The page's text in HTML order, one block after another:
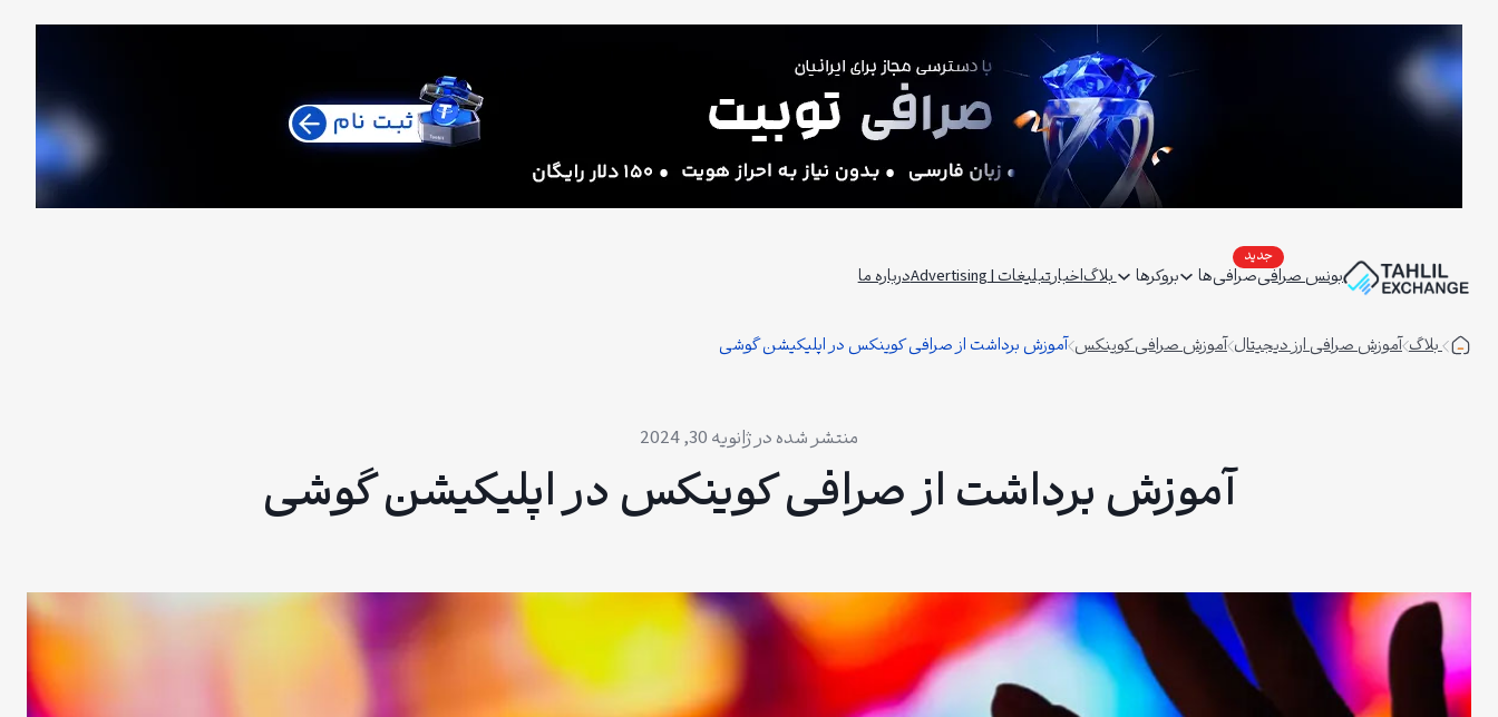
بونس صرافیصرافی‌ها بروکرها بلاگاخبارتبلیغات | Advertising درباره ما
بلاگ آموزش صرافی ارز دیجیتال آموزش صرافی کوینکس آموزش برداشت از صرافی کوینکس در اپلیکیشن گوشی
ژانویه 30, 2024
آموزش برداشت از صرافی کوینکس در اپلیکیشن گوشی